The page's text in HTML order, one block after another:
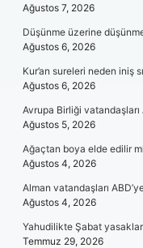
Ağustos 7, 2026
Düşünme üzerine
Ağustos 6, 2026
Kur’an sureleri neden iniş
Ağustos 6, 2026
Avrupa Birliği vatandaşları
Ağustos 5, 2026
Ağaçtan boya elde edilir
Ağustos 4, 2026
Alman vatandaşları
Ağustos 4, 2026
Yahudilikte Şabat
Temmuz 29, 2026